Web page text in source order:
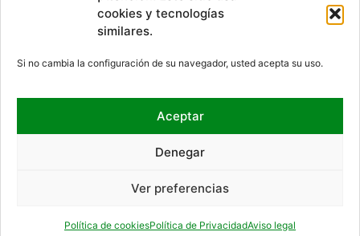
cookies y tecnologías
similares.
Si no cambia la configuración de su navegador, usted acepta su uso.
Aceptar
Denegar
Ver preferencias
Política de cookiesPolítica de PrivacidadAviso legal
REDES SOCIALES
S.A., S.M.E. (ENRESA).
MAPA DEL SITIO ACCESIBILIDAD
POLÍTICA DE COOKIES (UE)HTMLCSS